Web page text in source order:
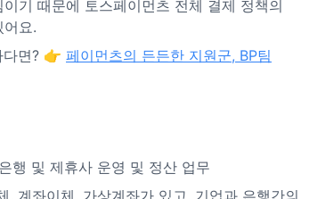
기 때문에 토스페이먼츠 전체 결제 정책의
요.
다면? 👉 페이먼츠의 든든한 지원군, BP팀
행 및 제휴사 운영 및 정산 업무
, 계좌이체, 가상계좌가 있고, 기업과 은행간의